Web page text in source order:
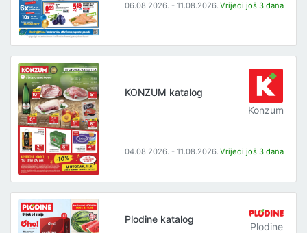
06.08.2026. - 11.08.2026. Vrijedi još 3 dana
KONZUM katalog
Konzum
04.08.2026. - 11.08.2026. Vrijedi još 3 dana
Plodine katalog
Plodine